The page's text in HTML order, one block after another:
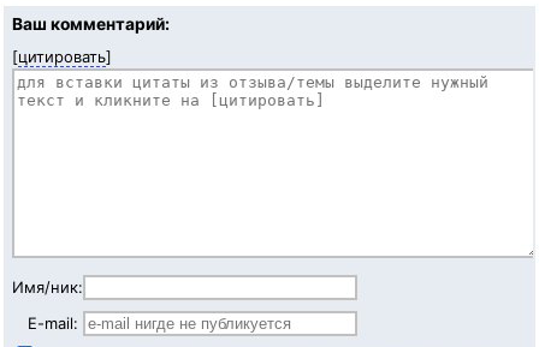
Ваш комментарий:
[цитировать]
Имя/ник:
E-mail: